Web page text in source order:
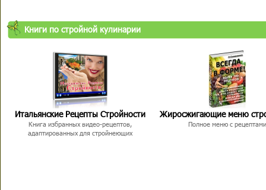
Книги по стройной кулинарии
Итальянские Рецепты Стройности
Книга избранных видео-рецептов,
адаптированных для стройнеющих
Жиросжигающие меню
Полное меню с рецептами